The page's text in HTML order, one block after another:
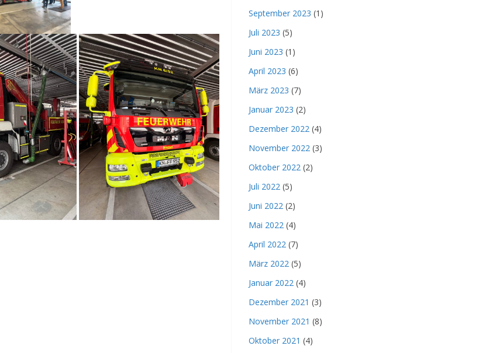
September 2023 (1)
Juli 2023 (5)
Juni 2023 (1)
April 2023 (6)
März 2023 (7)
Januar 2023 (2)
Dezember 2022 (4)
November 2022 (3)
Oktober 2022 (2)
Juli 2022 (5)
Juni 2022 (2)
Mai 2022 (4)
April 2022 (7)
März 2022 (5)
Januar 2022 (4)
Dezember 2021 (3)
November 2021 (8)
Oktober 2021 (4)